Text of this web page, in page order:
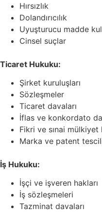
Hırsızlık
Dolandırıcılık
Uyuşturucu madde
Cinsel suçlar
Ticaret Hukuku:
Şirket kuruluşları
Sözleşmeler
Ticaret davaları
İflas ve konkordato
Fikri ve sınai mülkiyet
Marka ve patent
İş Hukuku:
İşçi ve işveren hakları
İş sözleşmeleri
Tazminat davaları